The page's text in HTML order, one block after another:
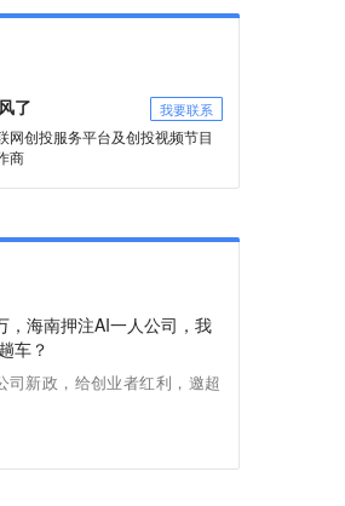
了 我要联系
网创投服务平台及创投视频节目
商
，海南押注AI一人公司，我
车？
司新政，给创业者红利，邀超